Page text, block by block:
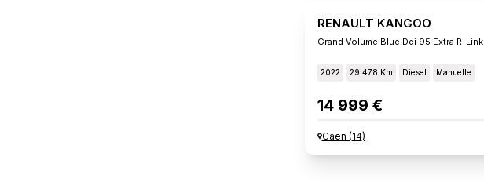
RENAULT KANGOO
Grand Volume Blue Dci 95 Extra R-Link
2022 29 478 Km Diesel Manuelle
14 999 €
Caen (14)